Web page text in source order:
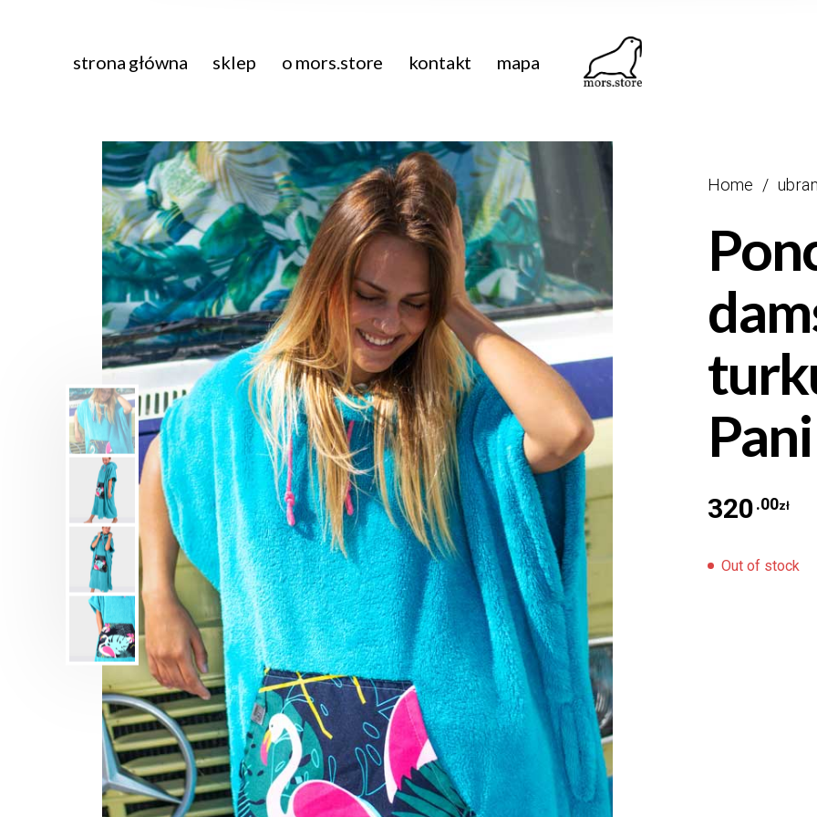
strona główna sklep o mors.store kontakt mapa
Home /
320.00zł
Out of stock